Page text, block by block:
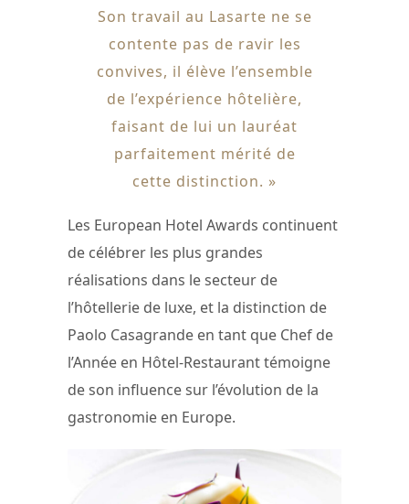
Son travail au Lasarte ne se
contente pas de ravir les
convives, il élève l’ensemble
de l’expérience hôtelière,
faisant de lui un lauréat
parfaitement mérité de
cette distinction. »
Les European Hotel Awards continuent
de célébrer les plus grandes
réalisations dans le secteur de
l’hôtellerie de luxe, et la distinction de
Paolo Casagrande en tant que Chef de
l’Année en Hôtel-Restaurant témoigne
de son influence sur l’évolution de la
gastronomie en Europe.